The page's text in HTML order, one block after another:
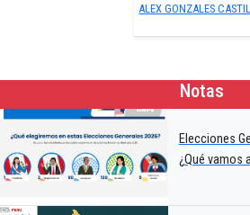
ALEX GONZALES
Notas
Elecciones
¿Qué vamos